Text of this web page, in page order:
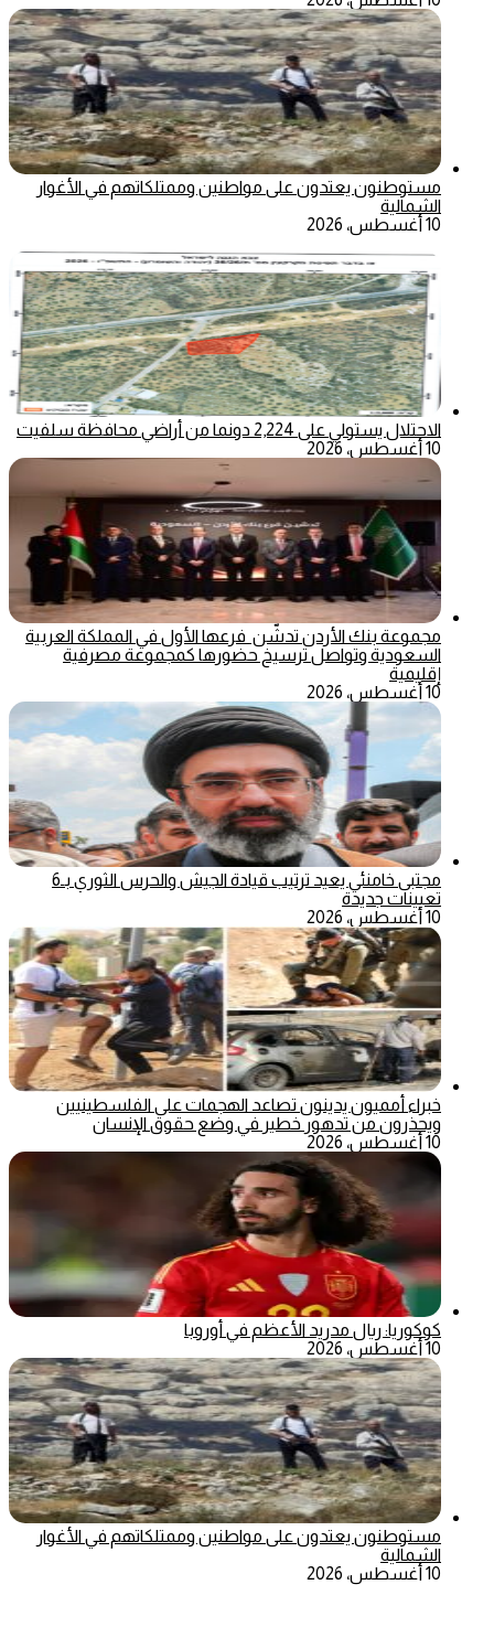
مستوطنون يعتدون على مواطنين وممتلكاتهم في الأغوار
الشمالية
10 أغسطس، 2026
الاحتلال يستولي على 2,224 دونما من أراضي محافظة سلفيت
10 أغسطس، 2026
مجموعة بنك الأردن تدشّن فرعها الأول في المملكة العربية
السعودية وتواصل ترسيخ حضورها كمجموعة مصرفية
إقليمية
10 أغسطس، 2026
مجتبى خامنئي يعيد ترتيب قيادة الجيش والحرس الثوري بـ6
تعيينات جديدة
10 أغسطس، 2026
خبراء أمميون يدينون تصاعد الهجمات على الفلسطينيين
ويحذرون من تدهور خطير في وضع حقوق الإنسان
10 أغسطس، 2026
كوكوريا: ريال مدريد الأعظم في أوروبا
10 أغسطس، 2026
مستوطنون يعتدون على مواطنين وممتلكاتهم في الأغوار
الشمالية
10 أغسطس، 2026